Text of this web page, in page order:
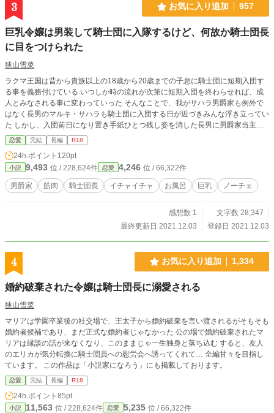
0.5くらいの割合でまざったほぼ貴族令嬢の女の子です。 ムー
ンライトでも連載していますが、こちらでも掲載しようか
と。 話の流れは変わりませんが、序盤は結構修正してます
3 お気に入り追加 957
巨乳令嬢は男装して騎士団に入隊するけど、何故か騎士団長
に目をつけられた
狭山雪菜
ラクマ王国は昔から貴族以上の18歳から20歳までの子息に騎士団に短期入団す
る事を義務付けている いつしか時の流れが次第に短期入団を終わらせれば、成
人とみなされる事に変わっていった そんなことで、我がサハラ男爵家も例外で
はなく長男のマルキ・サハラも騎士団に入団する日が近づきみんな浮き立ってい
た しかし、入団前日になり置き手紙ひとつ残し姿を消した長男に男爵家当主は
苦悩の末、苦肉の策を家族に伝え他言無用で使用人にも箝口令を敷いた 当日入
団したのは、男装した年子の妹、ハルキ・サハラだった この作品は「小説家に
なろう」にも掲載しております。
恋愛 完結 長編 R18
24h.ポイント 120pt
小説 9,493 位 / 228,624件 恋愛 4,246 位 / 66,322件
男爵家 筋肉 騎士団長 イチャイチャ お風呂 巨乳 ノーチェ
感想数 1
文字数 28,347
最終更新日 2021.12.03
登録日 2021.12.03
4 お気に入り追加 1,334
婚約破棄された令嬢は騎士団長に溺愛される
狭山雪菜
マリアは学園卒業後の社交場で、王太子から婚約破棄を言い渡されるがそもそも
婚約者候補であり、まだ正式な婚約者じゃなかった 公の場で婚約破棄されたマ
リアは縁談の話が来なくなり、このままじゃ一生独身と落ち込む すると、友人
のエリカが気分転換に騎士団員への慰労会へ誘ってくれて… 全編甘々を目指し
ています。 この作品は「小説家になろう」にも掲載しております。
恋愛 完結 長編 R18
24h.ポイント 85pt
小説 11,563 位 / 228,624件 恋愛 5,235 位 / 66,322件